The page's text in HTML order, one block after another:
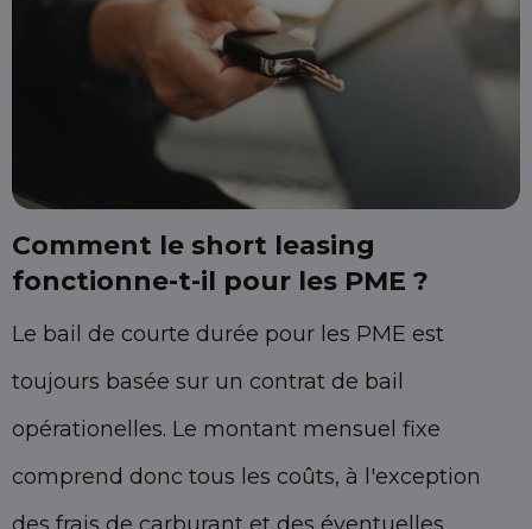
Comment le short leasing
fonctionne-t-il pour les PME ?
Le bail de courte durée pour les PME est
toujours basée sur un contrat de bail
opérationelles. Le montant mensuel fixe
comprend donc tous les coûts, à l'exception